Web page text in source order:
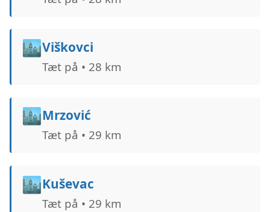
🏙️Viškovci
Tæt på • 28 km
🏙️Mrzović
Tæt på • 29 km
🏙️Kuševac
Tæt på • 29 km